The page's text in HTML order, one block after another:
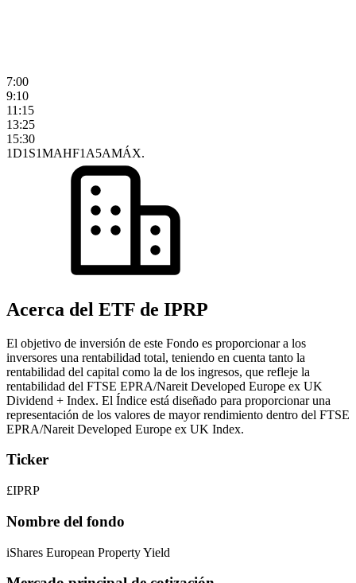
7:00
9:10
11:15
13:25
15:30
1D1S1MAHF1A5AMÁX.
Acerca del ETF de IPRP
El objetivo de inversión de este Fondo es proporcionar a los
inversores una rentabilidad total, teniendo en cuenta tanto la
rentabilidad del capital como la de los ingresos, que refleje la
rentabilidad del FTSE EPRA/Nareit Developed Europe ex UK
Dividend + Index. El Índice está diseñado para proporcionar una
representación de los valores de mayor rendimiento dentro del FTSE
EPRA/Nareit Developed Europe ex UK Index.
Ticker
£IPRP
Nombre del fondo
iShares European Property Yield